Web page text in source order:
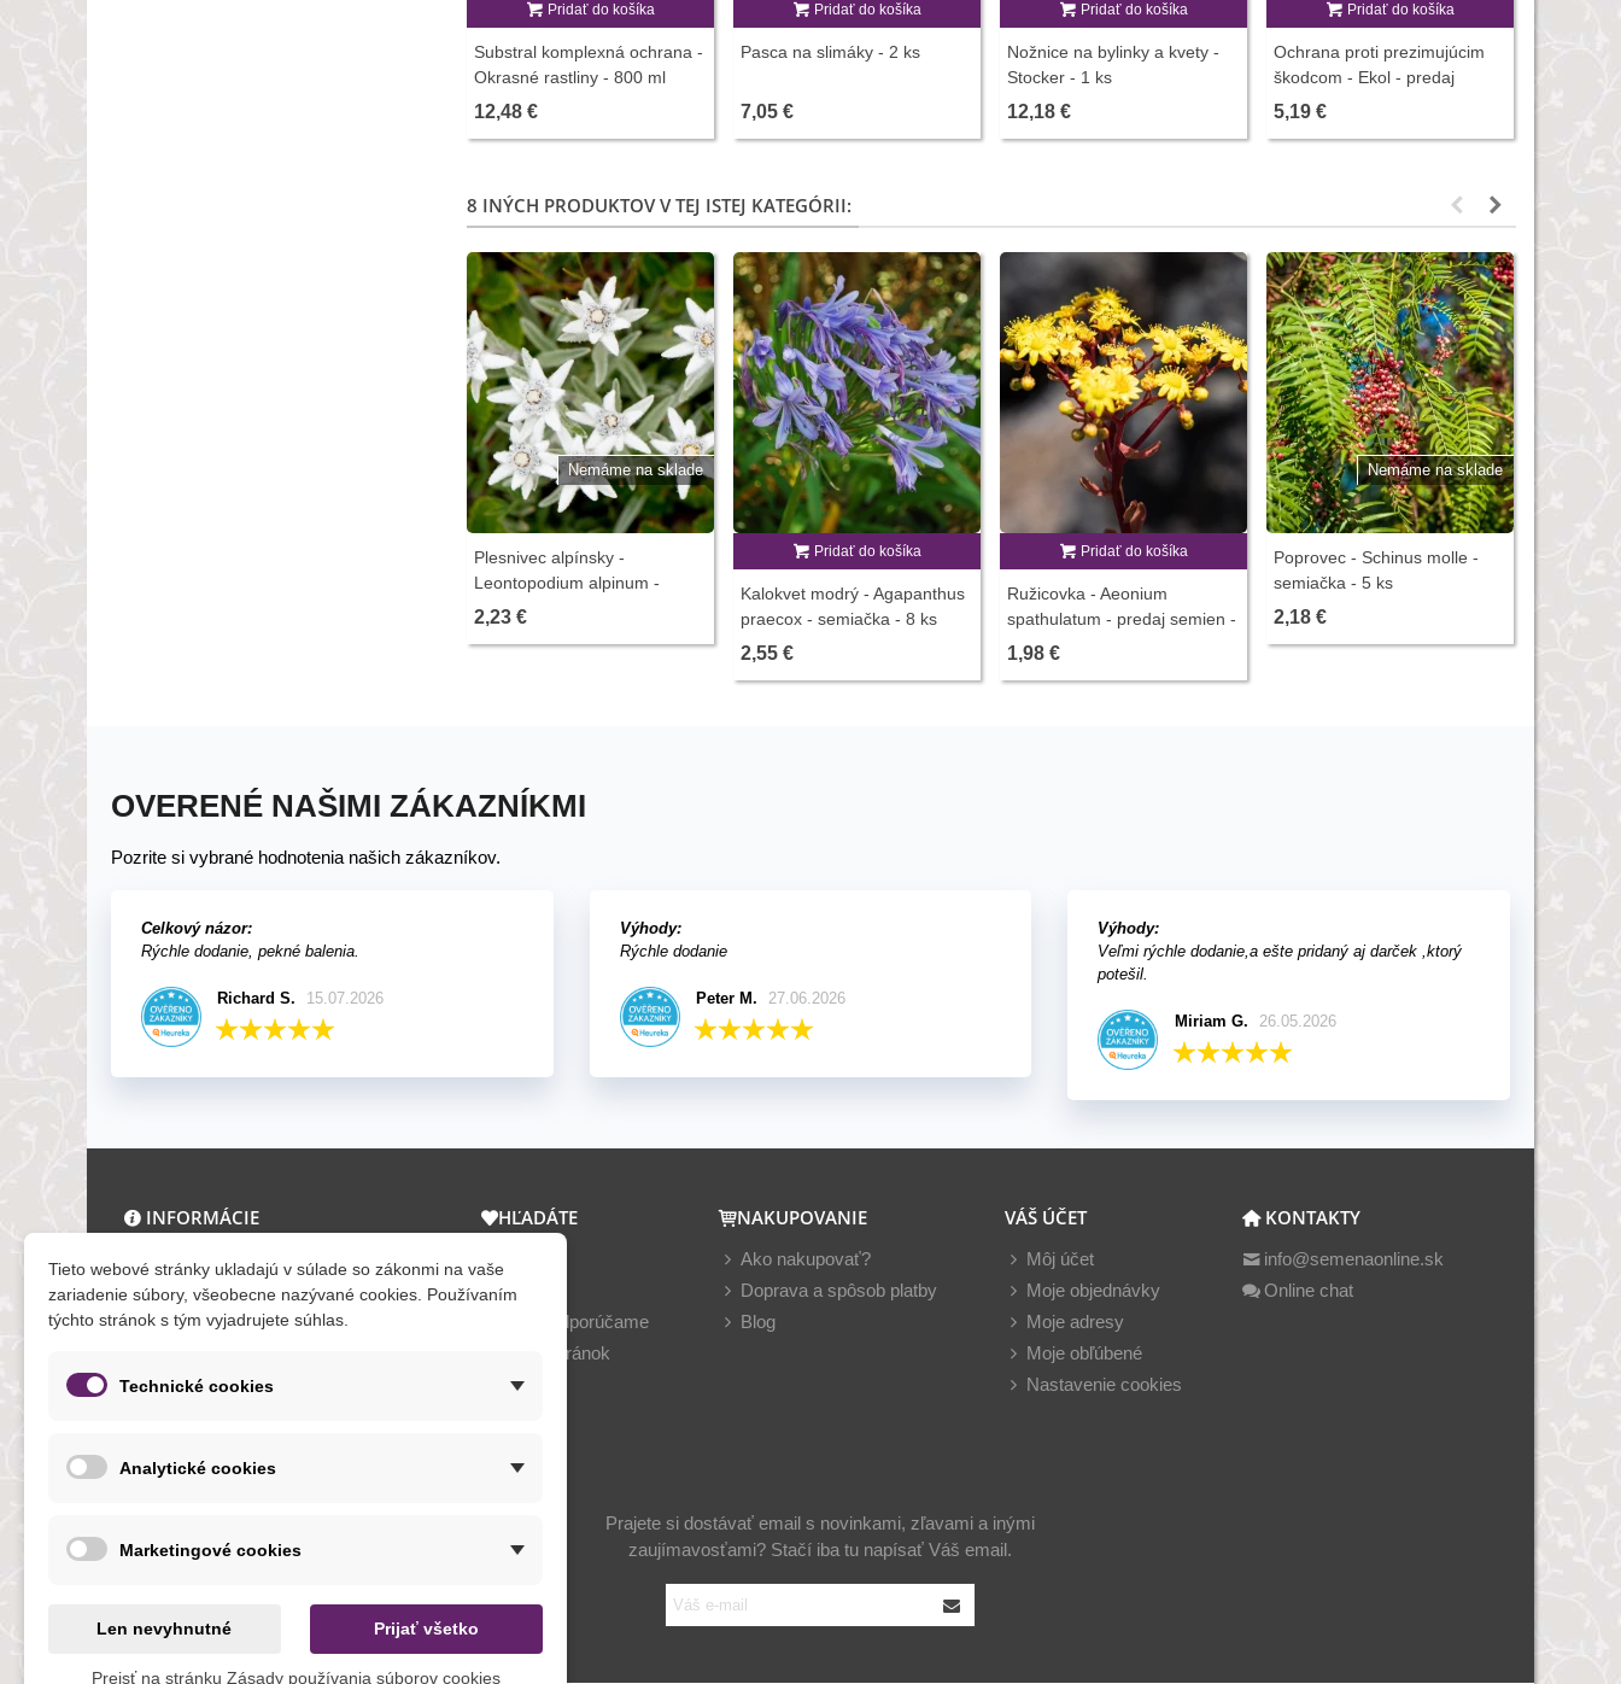
Pridať do košíka
Substral komplexná ochrana -
Okrasné rastliny - 800 ml
12,48 €
Pridať do košíka
Pasca na slimáky - 2 ks
7,05 €
Pridať do košíka
Nožnice na bylinky a kvety -
Stocker - 1 ks
12,18 €
Pridať do košíka
Ochrana proti prezimujúcim
škodcom - Ekol - predaj
ochrany rastlín - 100 ml
5,19 €
8 INÝCH PRODUKTOV V TEJ ISTEJ KATEGÓRII:
Nemáme na sklade
Plesnivec alpínsky -
Leontopodium alpinum -
semiačka - 15 ks
2,23 €
Pridať do košíka
Kalokvet modrý - Agapanthus
praecox - semiačka - 8 ks
2,55 €
Pridať do košíka
Ružicovka - Aeonium
spathulatum - predaj semien -
8 ks
1,98 €
Nemáme na sklade
Poprovec - Schinus molle -
semiačka - 5 ks
2,18 €
OVERENÉ NAŠIMI ZÁKAZNÍKMI
Pozrite si vybrané hodnotenia našich zákazníkov.
Celkový názor:
Rýchle dodanie, pekné balenia.
Richard S. 15.07.2026
Výhody:
Rýchle dodanie
Peter M. 27.06.2026
Výhody:
Veľmi rýchle dodanie,a ešte pridaný aj darček ,ktorý
potešil.
Miriam G. 26.05.2026
INFORMÁCIE
O nás a kontakt
Obchodné podmienky
Ochrana osobných údajov
Formuláre
HĽADÁTE
Novinky
Teraz odporúčame
Mapa stránok
NAKUPOVANIE
Ako nakupovať?
Doprava a spôsob platby
Blog
VÁŠ ÚČET
Môj účet
Moje objednávky
Moje adresy
Moje obľúbené
Nastavenie cookies
KONTAKTY
info@semenaonline.sk
Online chat
NOVINKY
Prajete si dostávať email s novinkami, zľavami a inými
zaujímavosťami? Stačí iba tu napísať Váš email.
Tieto webové stránky ukladajú v súlade so zákonmi na vaše
zariadenie súbory, všeobecne nazývané cookies. Používaním
týchto stránok s tým vyjadrujete súhlas.
Technické cookies
Analytické cookies
Marketingové cookies
Len nevyhnutné Prijať všetko
Prejsť na stránku Zásady používania súborov cookies